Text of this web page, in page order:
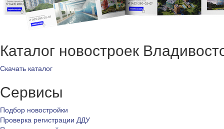
Каталог новостроек
Скачать каталог
Сервисы
Подбор новостройки
Проверка регистрации ДДУ